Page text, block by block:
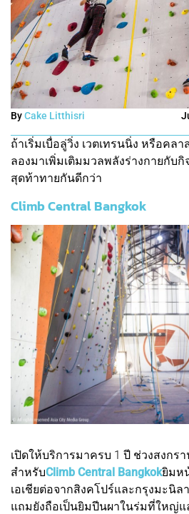
ByCake Litthisri
ถ้าเริ่มเบื่อลู่วิ่ง เวตเทรนนิ่ง หรือคล
ลองมาเพิ่มเติมมวลพลังร่างกายกับ
สุดท้าทายกันดีกว่า
Climb Central Bangkok
เปิดให้บริการมาครบ 1 ปี ช่วงสงกร
สำหรับClimb Central Bangkokยิมห
เอเชียต่อจากสิงคโปร์และกรุงมะนิล
แถมยังถือเป็นยิมปีนผาในร่มที่ใหญ่แ